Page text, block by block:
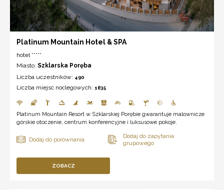
Platinum Mountain Hotel & SPA
hotel *****
Miasto: Szklarska Poręba
Liczba uczestników: 490
Liczba miejsc noclegowych: 1835
Platinum Mountain Resort w Szklarskiej Porębie gwarantuje malownicze
górskie otoczenie, centrum konferencyjne i luksusowe pokoje.
ZOBACZ